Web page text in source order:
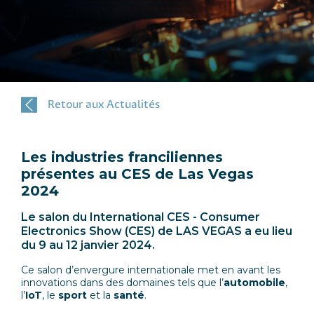
Retour aux Actualités
Les industries franciliennes
présentes au CES de Las Vegas
2024
Le salon du International CES - Consumer
Electronics Show (CES) de LAS VEGAS a eu lieu
du 9 au 12 janvier 2024.
Ce salon d’envergure internationale met en avant les
innovations dans des domaines tels que l’automobile,
l’IoT, le sport et la santé.